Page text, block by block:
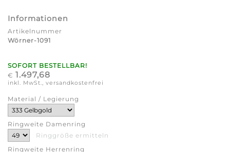
Informationen
Artikelnummer
Wörner-1091
SOFORT BESTELLBAR!
€ 1.497,68
inkl. MwSt., versandkostenfrei
Material / Legierung
Ringweite Damenring
Ringgröße ermitteln
Ringweite Herrenring